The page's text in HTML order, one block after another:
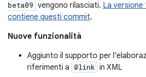
beta09 vengono rilasciati. La
contiene questi commit.
Nuove funzionalità
Aggiunto il supporto per
riferimenti a @link in XML